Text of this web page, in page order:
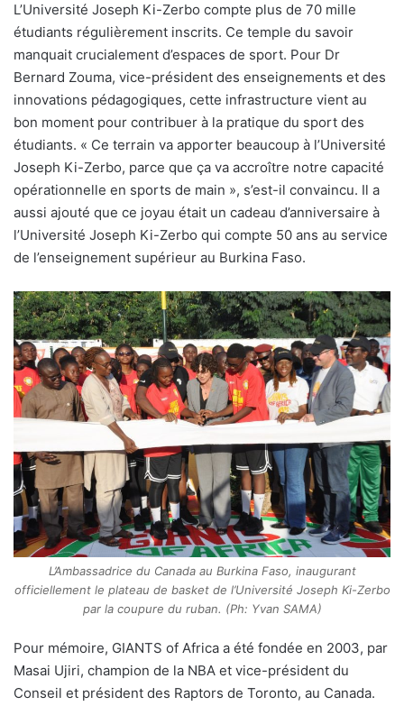
L’Université Joseph Ki-Zerbo compte plus de 70 mille
étudiants régulièrement inscrits. Ce temple du savoir
manquait crucialement d’espaces de sport. Pour Dr
Bernard Zouma, vice-président des enseignements et des
innovations pédagogiques, cette infrastructure vient au
bon moment pour contribuer à la pratique du sport des
étudiants. « Ce terrain va apporter beaucoup à l’Université
Joseph Ki-Zerbo, parce que ça va accroître notre capacité
opérationnelle en sports de main », s’est-il convaincu. Il a
aussi ajouté que ce joyau était un cadeau d’anniversaire à
l’Université Joseph Ki-Zerbo qui compte 50 ans au service
de l’enseignement supérieur au Burkina Faso.
L’Ambassadrice du Canada au Burkina Faso, inaugurant
officiellement le plateau de basket de l’Université Joseph Ki-Zerbo
par la coupure du ruban. (Ph: Yvan SAMA)
Pour mémoire, GIANTS of Africa a été fondée en 2003, par
Masai Ujiri, champion de la NBA et vice-président du
Conseil et président des Raptors de Toronto, au Canada.